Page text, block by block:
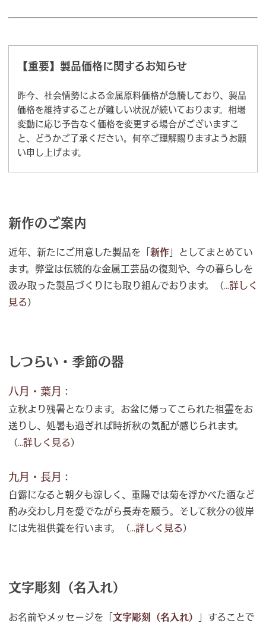
【重要】製品価格に関するお知らせ
昨今、社会情勢による金属原料価格が急騰しており、製品
価格を維持することが難しい状況が続いております。相場
変動に応じ予告なく価格を変更する場合がございますこ
と、どうかご了承ください。何卒ご理解賜りますようお願
い申し上げます。
新作のご案内
近年、新たにご用意した製品を「 新作 」としてまとめてい
ます。弊堂は伝統的な金属工芸品の復刻や、今の暮らしを
汲み取った製品づくりにも取り組んでおります。（...詳しく
見る）
しつらい・季節の器
八月・葉月
：
立秋より残暑となります。お盆に帰ってこられた祖霊をお
送りし、処暑も過ぎれば時折秋の気配が感じられます。
（...詳しく見る）
九月・長月
：
白露になると朝夕も涼しく、重陽では菊を浮かべた酒など
酌み交わし月を愛でながら長寿を願う。そして秋分の彼岸
には先祖供養を行います。（...詳しく見る）
文字彫刻（名入れ）
お名前やメッセージを「 文字彫刻（名入れ）
」することで